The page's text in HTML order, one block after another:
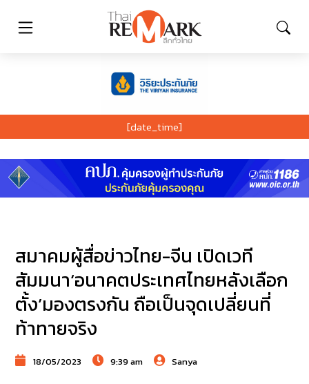
[date_time]
สมาคมผู้สื่อข่าวไทย-จีน เปิดเวที
สัมมนา‘อนาคตประเทศไทยหลังเลือก
ตั้ง’มองตรงกัน ถือเป็นจุดเปลี่ยนที่
ท้าทายจริง
18/05/2023 9:39 am Sanya